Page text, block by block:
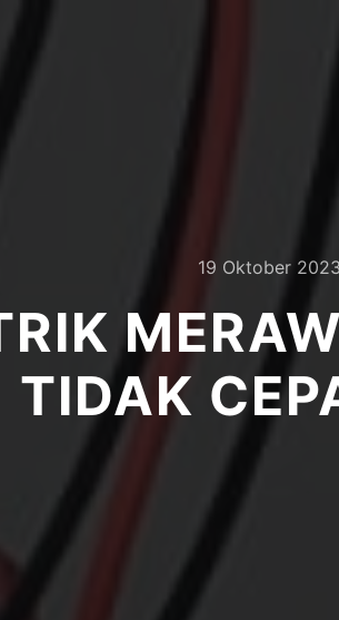
19 Oktober 2023
TIDAK